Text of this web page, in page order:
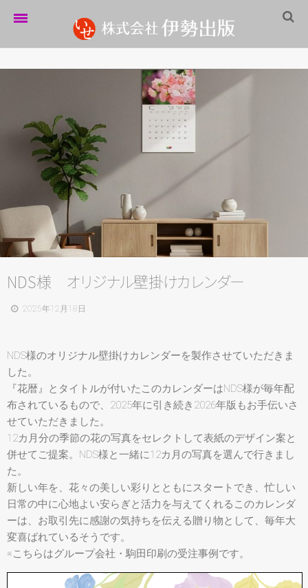
制作実績
企業情報
パートナーシップ
お問い合わせ
サイトマップ
NDS様 オリ ジナル壁掛けカ レンダー
2025年12月18日
NDS様のオリジナル壁掛けカレンダーを製作させていただきま
した。
『花暦』とタイトルが付いたこのカレンダーはNDS様が毎年配
布されているもので、2025年に引き続き2026年版もお手伝いさ
せていただきました。
12カ月分の季節の花の写真をセレクトして表紙のデザイン案と
併せてご提案。NDS様と一緒に12カ月の写真を選んで行きまし
た。
新しい年を、花々の美しい彩りとともにスタートでき、忙しい
日常の中に心地よい安らぎと活力を与えてくれるこのカレンダ
ーは、お取引先に感謝の気持ちを伝える贈り物として、毎年大
変喜ばれているそうです。
※こちらはグループ会社・駒田印刷の受注事例です。